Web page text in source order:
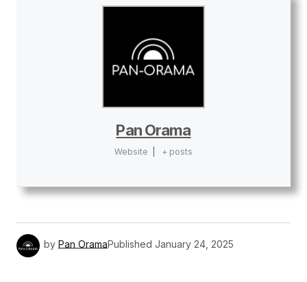
Pan Orama
Website + posts
by Pan OramaPublished January 24, 2025